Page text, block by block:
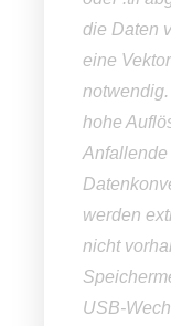
die Daten
eine
hohe
Anfallende
werden
nicht
USB-